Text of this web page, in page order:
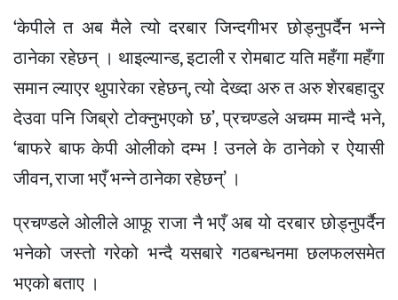
‘केपीले त अब मैले त्यो दरबार जिन्दगीभर छोड्नुपर्दैन भन्ने
ठानेका रहेछन् । थाइल्यान्ड, इटाली र रोमबाट यति महँगा महँगा
समान ल्याएर थुपारेका रहेछन्, त्यो देख्दा अरु त अरु शेरबहादुर
देउवा पनि जिब्रो टोक्नुभएको छ’, प्रचण्डले अचम्म मान्दै भने,
‘बाफरे बाफ केपी ओलीको दम्भ ! उनले के ठानेको र ऐयासी
जीवन, राजा भएँ भन्ने ठानेका रहेछन्’ ।
प्रचण्डले ओलीले आफू राजा नै भएँ अब यो दरबार छोड्नुपर्दैन
भनेको जस्तो गरेको भन्दै यसबारे गठबन्धनमा छलफलसमेत
भएको बताए ।